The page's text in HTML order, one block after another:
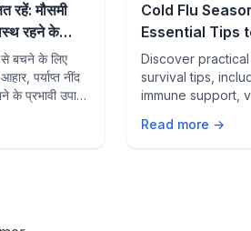
रहें: मौसमी
रहने के
बचने के लिए
पर्याप्त नींद
के प्रभावी उपायों
Cold Flu
Essential Tips
Seasonal
Healthy
Discover
survival tips,
immune support,
during flu season.
Read more →